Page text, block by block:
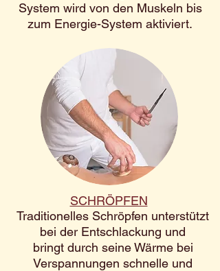
System wird von den Muskeln bis
zum Energie-System aktiviert.
SCHRÖPFEN
Traditionelles Schröpfen unterstützt
bei der Entschlackung und
bringt durch seine Wärme bei
Verspannungen schnelle und